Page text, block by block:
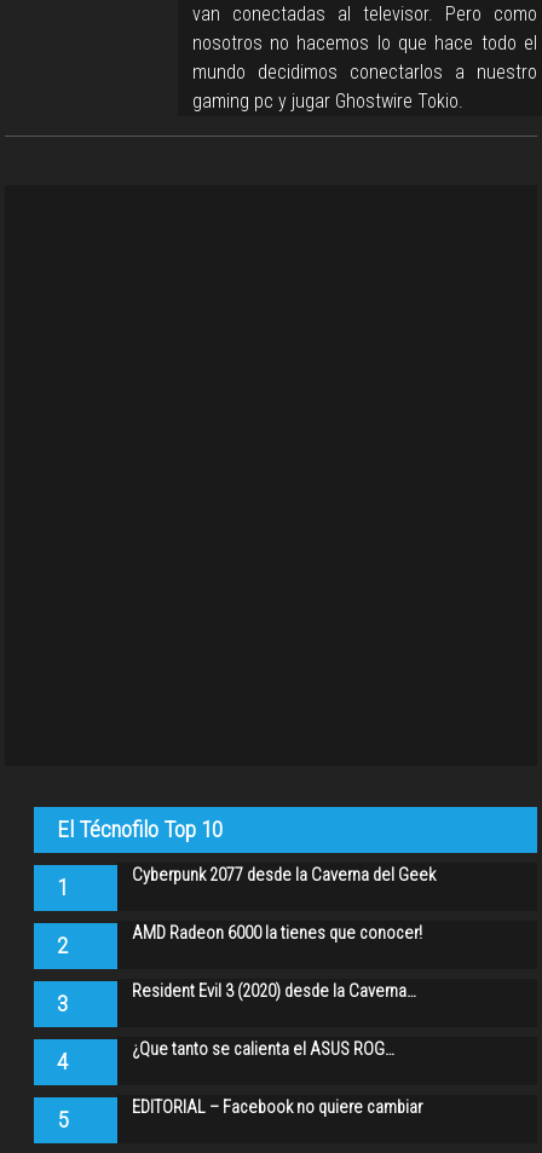
van conectadas al televisor. Pero como
nosotros no hacemos lo que hace todo el
mundo decidimos conectarlos a nuestro
gaming pc y jugar Ghostwire Tokio.
El Técnofilo Top 10
1 Cyberpunk 2077 desde la Caverna del Geek
2 AMD Radeon 6000 la tienes que conocer!
3 Resident Evil 3 (2020) desde la Caverna…
4 ¿Que tanto se calienta el ASUS ROG…
5 EDITORIAL – Facebook no quiere cambiar